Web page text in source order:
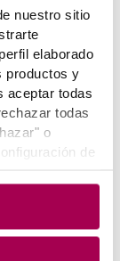
nuestro sitio
elaborado
productos y
aceptar todas
todas
o
de